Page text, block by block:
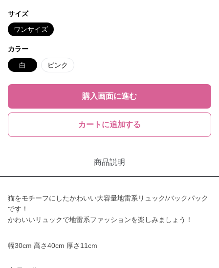
サイズ
ワンサイズ
カラー
白 ピンク
購入画面に進む
カートに追加する
商品説明
猫をモチーフにしたかわいい大容量地雷系リュック/バックパック
です！
かわいいリュックで地雷系ファッションを楽しみましょう！
幅30cm 高さ40cm 厚さ11cm